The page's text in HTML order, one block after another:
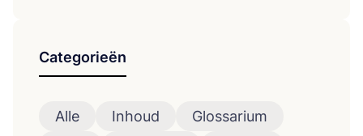
Categorieën
Alle Inhoud
Glossarium